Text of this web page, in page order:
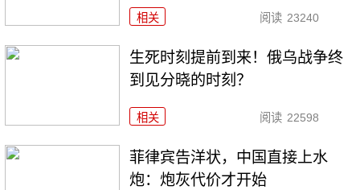
相关 阅读 23240
生死时刻提前到来！俄乌战争终
到见分晓的时刻？
相关 阅读 22598
菲律宾告洋状，中国直接上水
炮：炮灰代价才开始